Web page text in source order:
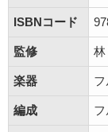
ISBNコード
監修 林
楽器 フ
編成